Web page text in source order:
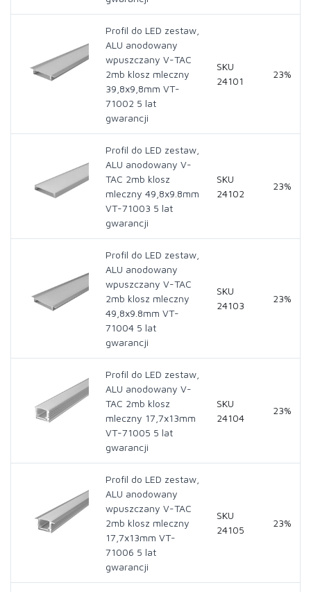
Profil do LED zestaw,
ALU anodowany
wpuszczany V-TAC
2mb klosz mleczny
39,8x9,8mm VT-
71002 5 lat
gwarancji
SKU
24101
23%
Profil do LED zestaw,
ALU anodowany V-
TAC 2mb klosz
mleczny 49,8x9.8mm
VT-71003 5 lat
gwarancji
SKU
24102
23%
Profil do LED zestaw,
ALU anodowany
wpuszczany V-TAC
2mb klosz mleczny
49,8x9.8mm VT-
71004 5 lat
gwarancji
SKU
24103
23%
Profil do LED zestaw,
ALU anodowany V-
TAC 2mb klosz
mleczny 17,7x13mm
VT-71005 5 lat
gwarancji
SKU
24104
23%
Profil do LED zestaw,
ALU anodowany
wpuszczany V-TAC
2mb klosz mleczny
17,7x13mm VT-
71006 5 lat
gwarancji
SKU
24105
23%